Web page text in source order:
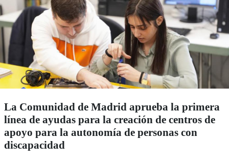
La Comunidad de Madrid aprueba la primera
línea de ayudas para la creación de centros de
apoyo para la autonomía de personas con
discapacidad